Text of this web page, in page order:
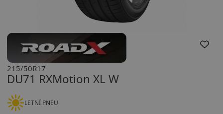
DU71 RXMotion XL W
215/50R17
LETNÍ PNEU